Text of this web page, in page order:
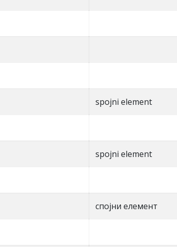
spojni element
spojni element
спојни елемент